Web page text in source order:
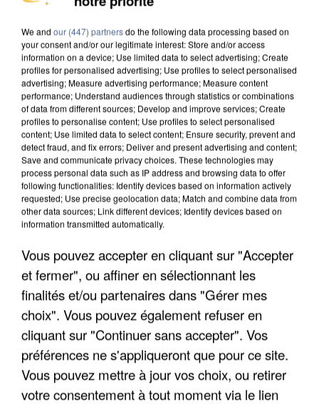
DE SOLIDARITÉ AVEC LES...
APRÈS TOUTES CES CANICULES, LES REFUGES
DE FAUNE SAUVAGE SONT...
We and our (447) partnersdo the following data processing based on
your consent and/or our legitimate interest: Store and/or access
information on a device; Use limited data to select advertising; Create
profiles for personalised advertising; Use profiles to select personalised
advertising; Measure advertising performance; Measure content
performance; Understand audiences through statistics or combinations
of data from different sources; Develop and improve services; Create
profiles to personalise content; Use profiles to select personalised
content; Use limited data to select content; Ensure security, prevent and
detect fraud, and fix errors; Deliver and present advertising and content;
Save and communicate privacy choices. These technologies may
process personal data such as IP address and browsing data to offer
following functionalities: Identify devices based on information actively
requested; Use precise geolocation data; Match and combine data from
other data sources; Link different devices; Identify devices based on
information transmitted automatically.
Vous pouvez accepter en cliquant sur "Accepter
et fermer", ou affiner en sélectionnant les
finalités et/ou partenaires dans "Gérer mes
choix". Vous pouvez également refuser en
cliquant sur "Continuer sans accepter". Vos
préférences ne s'appliqueront que pour ce site.
Vous pouvez mettre à jour vos choix, ou retirer
votre consentement à tout moment via le lien